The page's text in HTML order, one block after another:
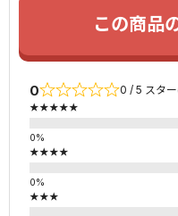
この商品
0 0 / 5 スタ
★★★★★
★★★★
★★★